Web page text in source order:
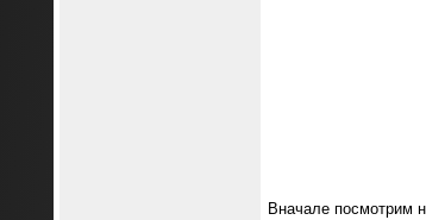
Вначале посмотрим